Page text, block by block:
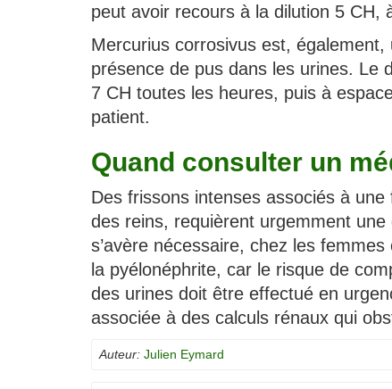
peut avoir recours à la dilution 5 CH,
Mercurius corrosivus est,
présence de pus dans les urines. Le
7 CH toutes les heures, puis à
patient.
Quand consulter un
Des frissons intenses associés à
des reins, requièrent urgemment
s’avère nécessaire, chez les
la pyélonéphrite, car le risque de
des urines doit être effectué en
associée à des calculs rénaux qui
Auteur: Julien Eymard